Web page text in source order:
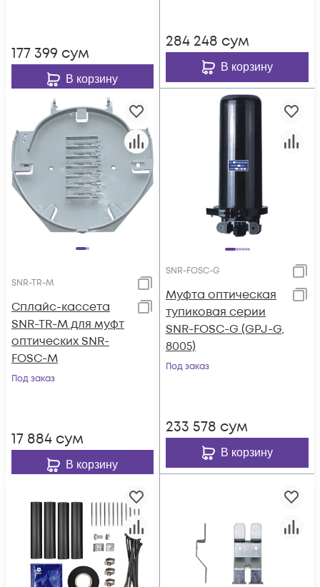
177 399 сум
В корзину
284 248 сум
В корзину
SNR-TR-M
Сплайс-кассета
SNR-TR-M для муфт
оптических SNR-
FOSC-M
Под заказ
17 884 сум
В корзину
SNR-FOSC-G
Муфта оптическая
тупиковая серии
SNR-FOSC-G (GPJ-G,
8005)
Под заказ
233 578 сум
В корзину